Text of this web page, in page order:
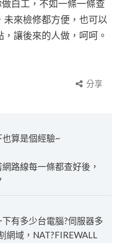
白工，不如一條一條查
未來檢修都方便，也可以
讓後來的人做，呵呵。
分享
算是個經驗~
路線每一條都查好後，
有多少台電腦?伺服器多
網域，NAT?FIREWALL